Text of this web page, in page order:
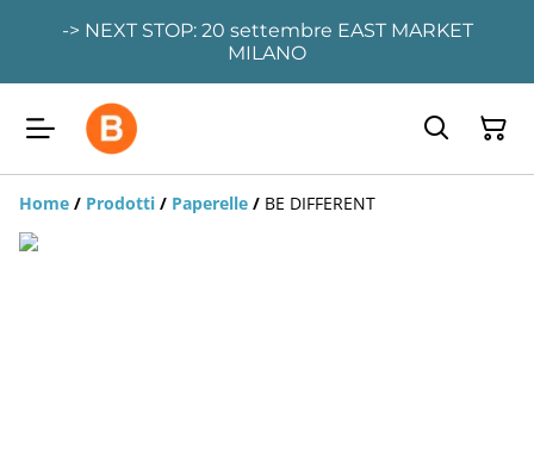
-> NEXT STOP: 20 settembre EAST MARKET
MILANO
Home / Prodotti / Paperelle / BE DIFFERENT